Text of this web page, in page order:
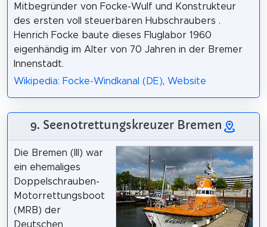
Mitbegründer von Focke-Wulf und Konstrukteur
des ersten voll steuerbaren Hubschraubers .
Henrich Focke baute dieses Fluglabor 1960
eigenhändig im Alter von 70 Jahren in der Bremer
Innenstadt.
Wikipedia: Focke-Windkanal (DE), Website
9. Seenotrettungskreuzer Bremen
Die Bremen (III) war
ein ehemaliges
Doppelschrauben-
Motorrettungsboot
(MRB) der
Deutschen